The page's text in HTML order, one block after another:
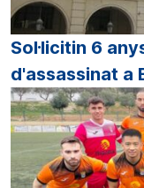
Sol·licitin 6
d'assassinat a